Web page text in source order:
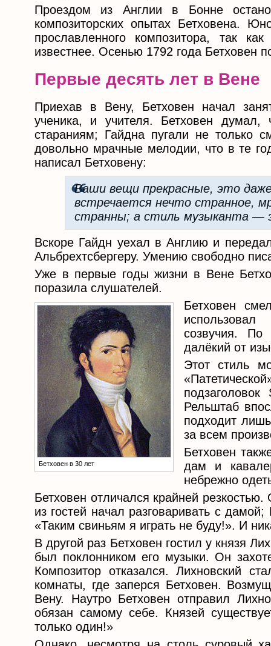
Проездом из Англии в Бонне
композиторских опытах Бетховена.
прославленного композитора, так
известнее. Осенью 1792 года Бетховен
Первые десять лет в Вене
Приехав в Вену, Бетховен начал
ученика, и учителя. Бетховен
стараниям; Гайдна пугали не
довольно мрачные мелодии, что в те
написал Бетховену:
Ваши вещи прекрасные, это
встречается нечто странное,
странны; а стиль музыканта —
Вскоре Гайдн уехал в Англию и передал
Альбрехтсбергеру. Умению свободно
Уже в первые годы жизни в Вене
поразила слушателей.
Бетховен в 30 лет
Бетховен
созвучия.
далёкий от
Этот стиль
Рельштаб
подходит
за всем
Бетховен
дам и
небрежно
Бетховен отличался крайней
из гостей начал разговаривать с
«Таким свиньям я играть не буду!». И
В другой раз Бетховен гостил у князя
был поклонником его музыки. Он
Композитор отказался. Лихновский
комнаты, где заперся Бетховен.
Вену. Наутро Бетховен отправил
обязан самому себе. Князей
только один!»